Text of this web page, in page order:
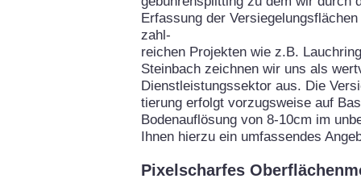
Erfassung der
zahl-
reichen Projekten wie z.B.
Steinbach zeichnen wir uns als
Dienstleistungssektor aus. Die
tierung erfolgt vorzugsweise auf
Bodenauflösung von 8-10cm im
Ihnen hierzu ein umfassendes
Pixelscharfes